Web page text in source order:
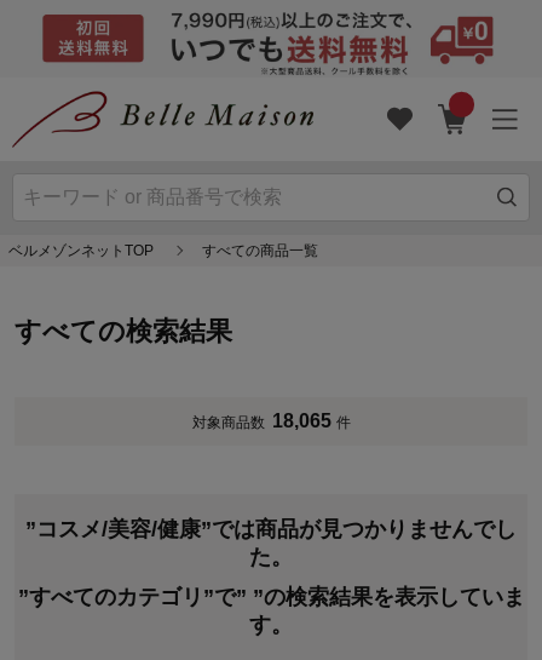
ベルメゾンネットTOP すべての商品一覧
すべての検索結果
対象商品数 18,065 件
”コスメ/美容/健康”では商品が見つかりませんでし
た。
”すべてのカテゴリ”で” ”の検索結果を表示していま
す。